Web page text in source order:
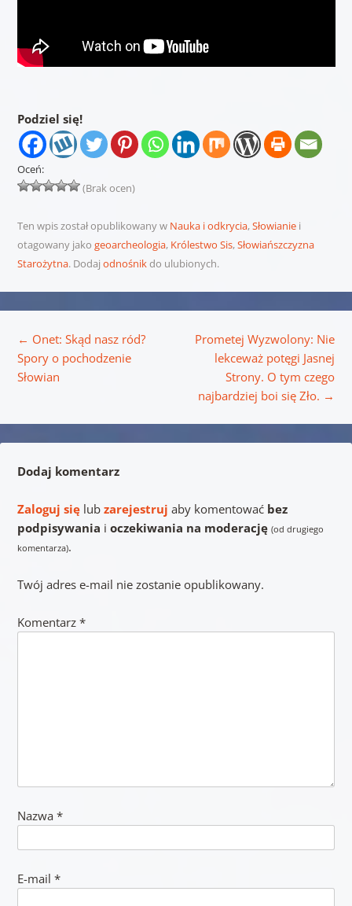
Podziel się!
Oceń:
(Brak ocen)
Ten wpis został opublikowany w Nauka i odkrycia,Słowianiei
otagowany jako geoarcheologia, Królestwo Sis,Słowiańszczyzna
Starożytna. Dodaj odnośnikdo ulubionych.
← Onet: Skąd nasz ród?
Spory o pochodzenie
Słowian
Prometej Wyzwolony: Nie
lekceważ potęgi Jasnej
Strony. O tym czego
najbardziej boi się Zło. →
Dodaj komentarz
Zaloguj sięlub zarejestruj aby komentować bez
podpisywania i oczekiwania na moderację (od drugiego
komentarza).
Twój adres e-mail nie zostanie opublikowany.
Komentarz *
Nazwa *
E-mail *